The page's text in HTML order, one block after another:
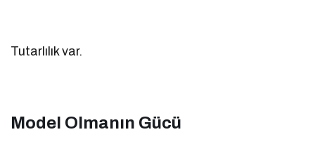
Tutarlılık var.
Model Olmanın Gücü